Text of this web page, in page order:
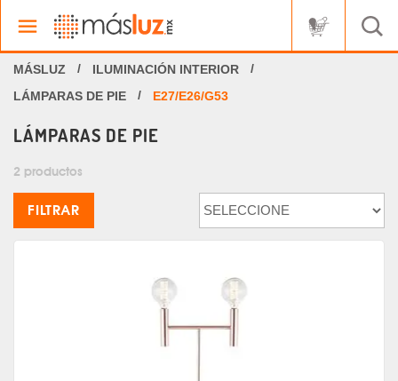
ILUMINACIÓN INTERIOR
LÁMPARAS DE PIE
E27/E26/G53
LÁMPARAS DE PIE
2 productos
FILTRAR